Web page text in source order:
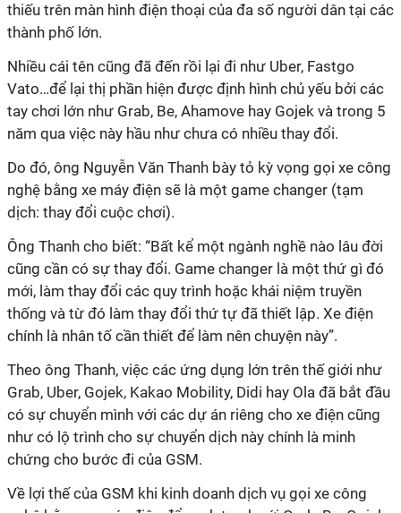
thiếu trên màn hình điện thoại của đa số người dân tại các
thành phố lớn.
Nhiều cái tên cũng đã đến rồi lại đi như Uber, Fastgo
Vato…để lại thị phần hiện được định hình chủ yếu bởi các
tay chơi lớn như Grab, Be, Ahamove hay Gojek và trong 5
năm qua việc này hầu như chưa có nhiều thay đổi.
Do đó, ông Nguyễn Văn Thanh bày tỏ kỳ vọng gọi xe công
nghệ bằng xe máy điện sẽ là một game changer (tạm
dịch: thay đổi cuộc chơi).
Ông Thanh cho biết: “Bất kể một ngành nghề nào lâu đời
cũng cần có sự thay đổi. Game changer là một thứ gì đó
mới, làm thay đổi các quy trình hoặc khái niệm truyền
thống và từ đó làm thay đổi thứ tự đã thiết lập. Xe điện
chính là nhân tố cần thiết để làm nên chuyện này”.
Theo ông Thanh, việc các ứng dụng lớn trên thế giới như
Grab, Uber, Gojek, Kakao Mobility, Didi hay Ola đã bắt đầu
có sự chuyển mình với các dự án riêng cho xe điện cũng
như có lộ trình cho sự chuyển dịch này chính là minh
chứng cho bước đi của GSM.
Về lợi thế của GSM khi kinh doanh dịch vụ gọi xe công